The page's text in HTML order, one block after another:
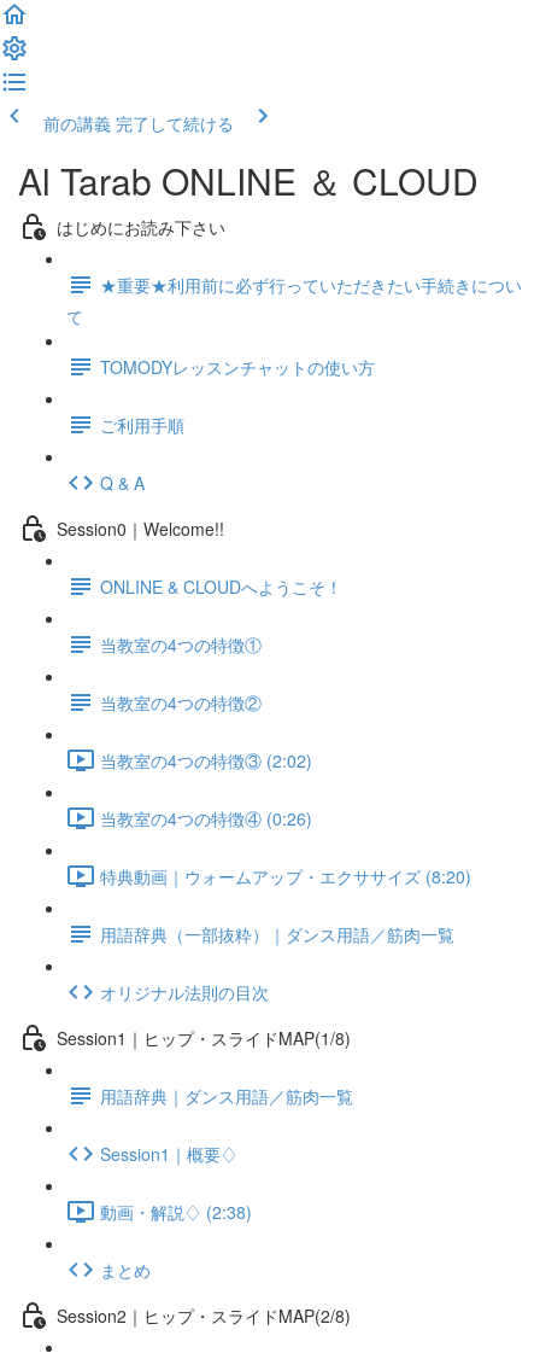
前の講義 完了して続ける
Al Tarab ONLINE ＆ CLOUD
はじめにお読み下さい
★重要★利用前に必ず行っていただきたい手続きについ
て
TOMODYレッスンチャットの使い方
ご利用手順
Q & A
Session0｜Welcome!!
ONLINE & CLOUDへようこそ！
当教室の4つの特徴①
当教室の4つの特徴②
当教室の4つの特徴③ (2:02)
当教室の4つの特徴④ (0:26)
特典動画｜ウォームアップ・エクササイズ (8:20)
用語辞典（一部抜粋）｜ダンス用語／筋肉一覧
オリジナル法則の目次
Session1｜ヒップ・スライドMAP(1/8)
用語辞典｜ダンス用語／筋肉一覧
Session1｜概要♢
動画・解説♢ (2:38)
まとめ
Session2｜ヒップ・スライドMAP(2/8)